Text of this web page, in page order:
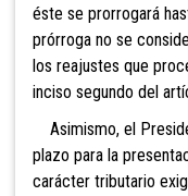
éste se prorrogará
prórroga no se
los reajustes que
inciso segundo del
Asimismo, el P
plazo para la
carácter tributario